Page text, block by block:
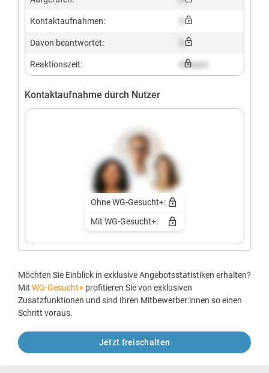
Kontaktaufnahmen:
Davon beantwortet:
Reaktionszeit: X hours
Kontaktaufnahme durch Nutzer
Ohne WG-Gesucht+:
Mit WG-Gesucht+:
Möchten Sie Einblick in exklusive Angebotsstatistiken erhalten?
Mit WG-Gesucht+ profitieren Sie von exklusiven
Zusatzfunktionen und sind Ihren Mitbewerber:innen so einen
Schritt voraus.
Jetzt freischalten